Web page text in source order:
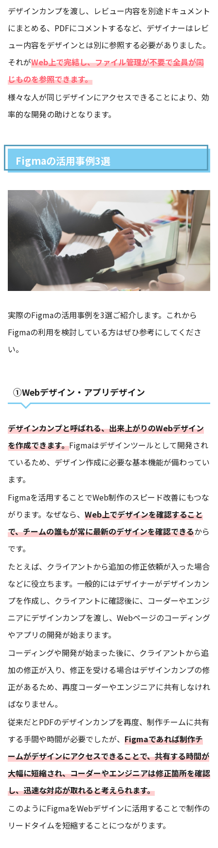
デザインカンプを渡し、レビュー内容を別途ドキュメント
にまとめる、PDFにコメントするなど、デザイナーはレビ
ュー内容をデザインとは別に参照する必要がありました。
それがWeb上で完結し、ファイル管理が不要で全員が同
じものを参照できます。
様々な人が同じデザインにアクセスできることにより、効
率的な開発の助けとなります。
Figmaの活用事例3選
実際のFigmaの活用事例を3選ご紹介します。これから
Figmaの利用を検討している方はぜひ参考にしてくださ
い。
①Webデザイン・アプリデザイン
デザインカンプと呼ばれる、出来上がりのWebデザイン
を作成できます。Figmaはデザインツールとして開発され
ているため、デザイン作成に必要な基本機能が備わってい
ます。
Figmaを活用することでWeb制作のスピード改善にもつな
がります。なぜなら、 Web上でデザインを確認すること
で、チームの誰もが常に最新のデザインを確認できるから
です。
たとえば、クライアントから追加の修正依頼が入った場合
などに役立ちます。一般的にはデザイナーがデザインカン
プを作成し、クライアントに確認後に、コーダーやエンジ
ニアにデザインカンプを渡し、Webページのコーディング
やアプリの開発が始まります。
コーディングや開発が始まった後に、クライアントから追
加の修正が入り、修正を受ける場合はデザインカンプの修
正があるため、再度コーダーやエンジニアに共有しなけれ
ばなりません。
従来だとPDFのデザインカンプを再度、制作チームに共有
する手間や時間が必要でしたが、 Figmaであれば制作チ
ームがデザインにアクセスできることで、共有する時間が
大幅に短縮され、コーダーやエンジニアは修正箇所を確認
し、迅速な対応が取れると考えられます。
このようにFigmaをWebデザインに活用することで制作の
リードタイムを短縮することにつながります。